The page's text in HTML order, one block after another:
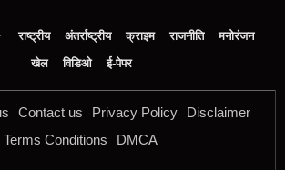
राष्ट्रीय अंतर्राष्ट्रीय क्राइम राजनीति
मनोरंजन
खेल
विडिओ ई-पेपर
Contact us Privacy Policy
Disclaimer
Terms Conditions
DMCA